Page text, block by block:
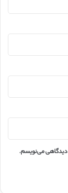
دیدگاهی می‌نویسم.